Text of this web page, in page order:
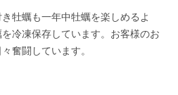
牡蠣も一年中牡蠣を楽しめるよ
冷凍保存しています。お客様のお